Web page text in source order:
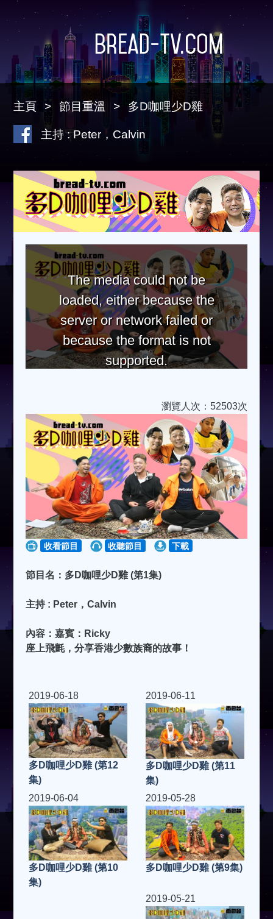
Bread-TV.com
主頁 節目重溫 多D咖哩少D雞
主持 : Peter，Calvin
The media could not be
loaded, either because the
server or network failed or
because the format is not
supported.
瀏覽人次：52503次
收看節目 收聽節目 下載
節目名：多D咖哩少D雞 (第1集)
主持 : Peter，Calvin
內容：嘉賓：Ricky
座上飛氈，分享香港少數族裔的故事！
2019-06-18
多D咖哩少D雞 (第12
集)
2019-06-11
多D咖哩少D雞 (第11
集)
2019-06-04
多D咖哩少D雞 (第10
集)
2019-05-28
多D咖哩少D雞 (第9集)
2019-05-21